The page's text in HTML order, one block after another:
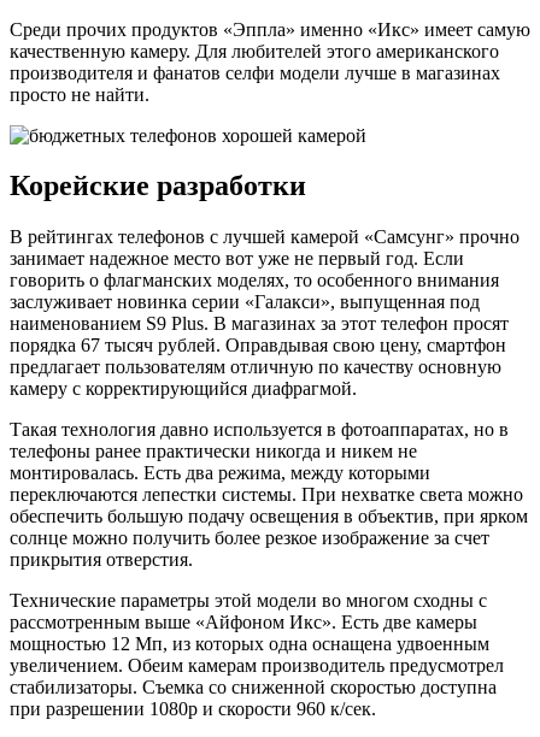
Среди прочих продуктов «Эппла» именно «Икс» имеет самую
качественную камеру. Для любителей этого американского
производителя и фанатов селфи модели лучше в магазинах
просто не найти.
Корейские разработки
В рейтингах телефонов с лучшей камерой «Самсунг» прочно
занимает надежное место вот уже не первый год. Если
говорить о флагманских моделях, то особенного внимания
заслуживает новинка серии «Галакси», выпущенная под
наименованием S9 Plus. В магазинах за этот телефон просят
порядка 67 тысяч рублей. Оправдывая свою цену, смартфон
предлагает пользователям отличную по качеству основную
камеру с корректирующийся диафрагмой.
Такая технология давно используется в фотоаппаратах, но в
телефоны ранее практически никогда и никем не
монтировалась. Есть два режима, между которыми
переключаются лепестки системы. При нехватке света можно
обеспечить большую подачу освещения в объектив, при ярком
солнце можно получить более резкое изображение за счет
прикрытия отверстия.
Технические параметры этой модели во многом сходны с
рассмотренным выше «Айфоном Икс». Есть две камеры
мощностью 12 Мп, из которых одна оснащена удвоенным
увеличением. Обеим камерам производитель предусмотрел
стабилизаторы. Съемка со сниженной скоростью доступна
при разрешении 1080р и скорости 960 к/сек.